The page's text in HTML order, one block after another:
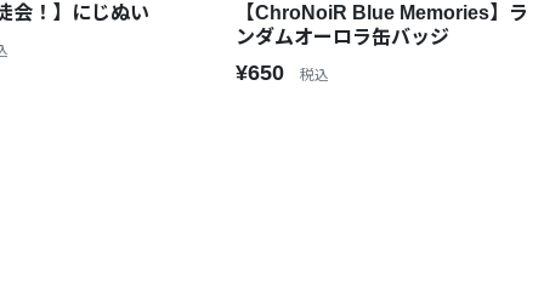
会！】にじぬい
【ChroNoiR Blue Memories】ラ
ンダムオーロラ缶バッジ
¥650 税込